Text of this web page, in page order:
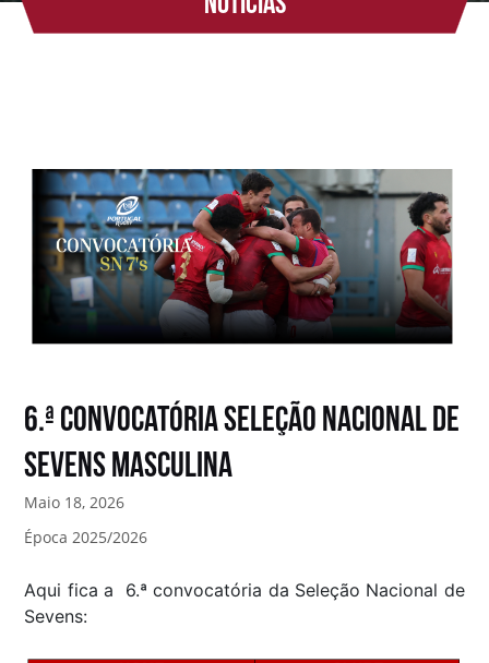
6.ª Convocatória Seleção Nacional de
Sevens Masculina
Maio 18, 2026
Época 2025/2026
Aqui fica a 6.ª convocatória da Seleção Nacional de
Sevens: